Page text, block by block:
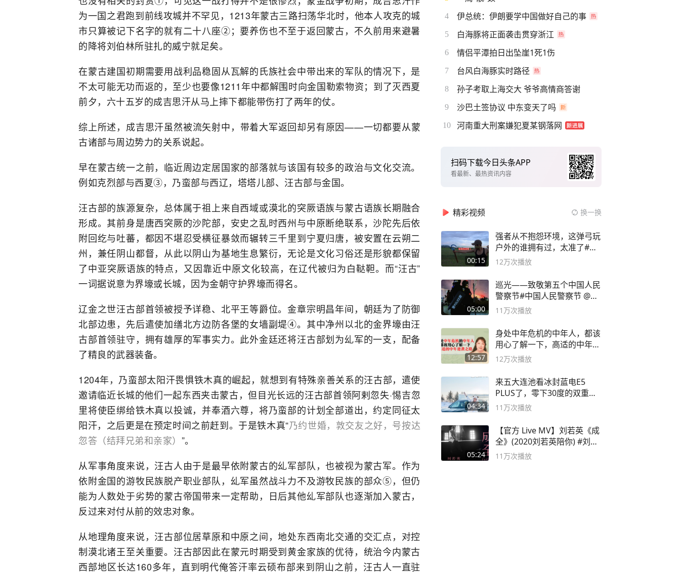
为一国之君跑到前线攻城并不罕见，1213年蒙古三路扫荡华北时，他本人攻克的城
市只算被记下名字的就有二十八座②；要养伤也不至于返回蒙古，不久前用来避暑
的降将刘伯林所驻扎的威宁就足矣。
在蒙古建国初期需要用战利品稳固从瓦解的氏族社会中带出来的军队的情况下，是
不太可能无功而返的，至少也要像1211年中都解围时向金国勒索物资；到了灭西夏
前夕，六十五岁的成吉思汗从马上摔下都能带伤打了两年的仗。
综上所述，成吉思汗虽然被流矢射中，带着大军返回却另有原因——一切都要从蒙
古诸部与周边势力的关系说起。
早在蒙古统一之前，临近周边定居国家的部落就与该国有较多的政治与文化交流。
例如克烈部与西夏③，乃蛮部与西辽，塔塔儿部、汪古部与金国。
汪古部的族源复杂，总体属于祖上来自西域或漠北的突厥语族与蒙古语族长期融合
形成。其前身是唐西突厥的沙陀部，安史之乱时西州与中原断绝联系，沙陀先后依
附回纥与吐蕃，都因不堪忍受横征暴敛而辗转三千里到宁夏归唐，被安置在云朔二
州，兼任阴山都督，从此以阴山为基地生息繁衍，无论是文化习俗还是形貌都保留
了中亚突厥语族的特点，又因靠近中原文化较高，在辽代被归为白鞑靼。而“汪古”
一词据说意为界壕或长城，因为金朝守护界壕而得名。
辽金之世汪古部首领被授予详稳、北平王等爵位。金章宗明昌年间，朝廷为了防御
北部边患，先后遣使加缮北方边防各堡的女墙副堤④。其中净州以北的金界壕由汪
古部首领驻守，拥有雄厚的军事实力。此外金廷还将汪古部划为乣军的一支，配备
了精良的武器装备。
1204年，乃蛮部太阳汗畏惧铁木真的崛起，就想到有特殊亲善关系的汪古部，遣使
邀请临近长城的他们一起东西夹击蒙古，但目光长远的汪古部首领阿剌忽失·惕吉忽
里将使臣绑给铁木真以投诚，并奉酒六尊，将乃蛮部的计划全部道出，约定同征太
阳汗，之后更是在预定时间之前赶到。于是铁木真“乃约世婚，敦交友之好，号按达
忽答（结拜兄弟和亲家） ”。
从军事角度来说，汪古人由于是最早依附蒙古的乣军部队，也被视为蒙古军。作为
依附金国的游牧民族脱产职业部队，乣军虽然战斗力不及游牧民族的部众⑤，但仍
能为人数处于劣势的蒙古帝国带来一定帮助，日后其他乣军部队也逐渐加入蒙古，
反过来对付从前的效忠对象。
从地理角度来说，汪古部位居草原和中原之间，地处东西南北交通的交汇点，对控
制漠北诸王至关重要。汪古部因此在蒙元时期受到黄金家族的优待，统治今内蒙古
西部地区长达160多年，直到明代俺答汗率云硕布部来到阴山之前，汪古人一直驻
4 伊总统：伊朗要学中国做好自己的事
5 白海豚将正面袭击贯穿浙江
6 情侣平潭拍日出坠崖1死1伤
7 台风白海豚实时路径
8 孙子考取上海交大 爷爷高情商答谢
9 沙巴土签协议 中东变天了吗
10 河南重大刑案嫌犯夏某钢落网
扫码下载今日头条APP
看最新、最热资讯内容
精彩视频 换一换
00:15
强者从不抱怨环境，这弹弓玩
户外的谁拥有过，太准了#弹
弓#户外
12万次播放
05:00
巡光——致敬第五个中国人民
警察节#中国人民警察节 @抖
音小助手
11万次播放
12:57
身处中年危机的中年人，都该
用心了解一下，高适的中年逆
袭之路
12万次播放
04:34
来五大连池看冰封蓝电E5
PLUS了，零下30度的双重冰
封40小时全录
11万次播放
05:24
【官方 Live MV】刘若英《成
全》(2020刘若英陪你) #刘若
英 #成全
11万次播放